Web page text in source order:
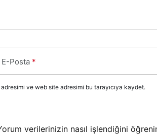
E-Posta *
ve web site adresimi bu tarayıcıya kaydet.
verilerinizin nasıl işlendiğini